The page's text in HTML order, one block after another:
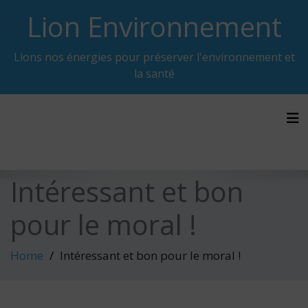
contentLion Environnement
Lions nos énergies pour préserver l'environnement et
la santé
Intéressant et bon
pour le moral !
Home Intéressant et bon pour le moral !